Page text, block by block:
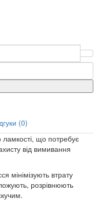
(0)
що потребує
від вимивання
мінімізують втрату
розрівнюють